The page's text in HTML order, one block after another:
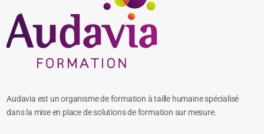
Audavia est un organisme de formation à taille humaine spécialisé
dans la mise en place de solutions de formation sur mesure.